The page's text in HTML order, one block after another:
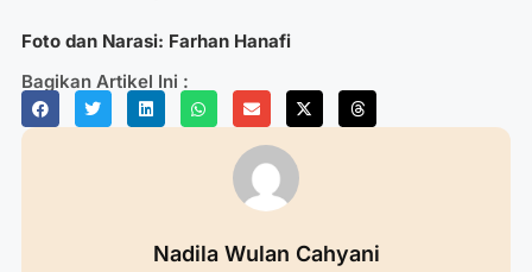
Foto dan Narasi: Farhan Hanafi
Bagikan Artikel Ini :
Nadila Wulan Cahyani